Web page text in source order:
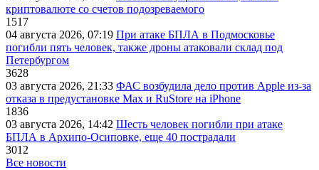
криптовалюте со счетов подозреваемого
1517
04 августа 2026, 07:19 При атаке БПЛА в Подмосковье
погибли пять человек, также дроны атаковали склад под
Петербургом
3628
03 августа 2026, 21:33 ФАС возбудила дело против Apple из-за
отказа в предустановке Max и RuStore на iPhone
1836
03 августа 2026, 14:42 Шесть человек погибли при атаке
БПЛА в Архипо-Осиповке, еще 40 пострадали
3012
Все новости